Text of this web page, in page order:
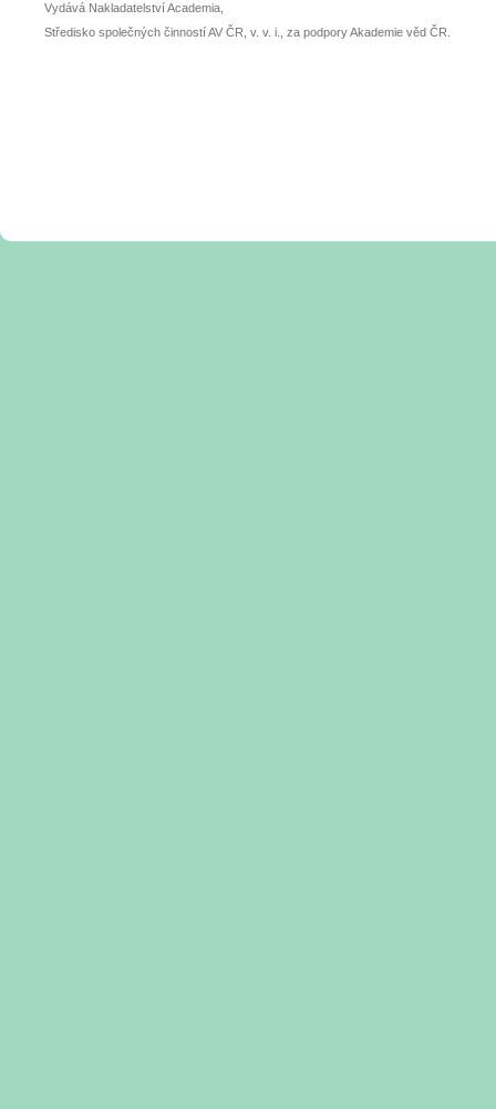
Vydává Nakladatelství Academia,
Středisko společných činností AV ČR, v. v. i., za podpory Akademie věd ČR.